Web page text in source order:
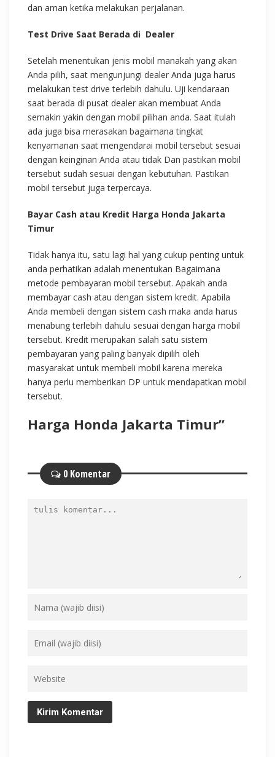
dan aman ketika melakukan perjalanan.
Test Drive Saat Berada di Dealer
Setelah menentukan jenis mobil manakah yang akan
Anda pilih, saat mengunjungi dealer Anda juga harus
melakukan test drive terlebih dahulu. Uji kendaraan
saat berada di pusat dealer akan membuat Anda
semakin yakin dengan mobil pilihan anda. Saat itulah
ada juga bisa merasakan bagaimana tingkat
kenyamanan saat mengendarai mobil tersebut sesuai
dengan keinginan Anda atau tidak Dan pastikan mobil
tersebut sudah sesuai dengan kebutuhan. Pastikan
mobil tersebut juga terpercaya.
Bayar Cash atau Kredit Harga Honda Jakarta
Timur
Tidak hanya itu, satu lagi hal yang cukup penting untuk
anda perhatikan adalah menentukan Bagaimana
metode pembayaran mobil tersebut. Apakah anda
membayar cash atau dengan sistem kredit. Apabila
Anda membeli dengan sistem cash maka anda harus
menabung terlebih dahulu sesuai dengan harga mobil
tersebut. Kredit merupakan salah satu sistem
pembayaran yang paling banyak dipilih oleh
masyarakat untuk membeli mobil karena mereka
hanya perlu memberikan DP untuk mendapatkan mobil
tersebut.
Harga Honda Jakarta Timur”
0 Komentar